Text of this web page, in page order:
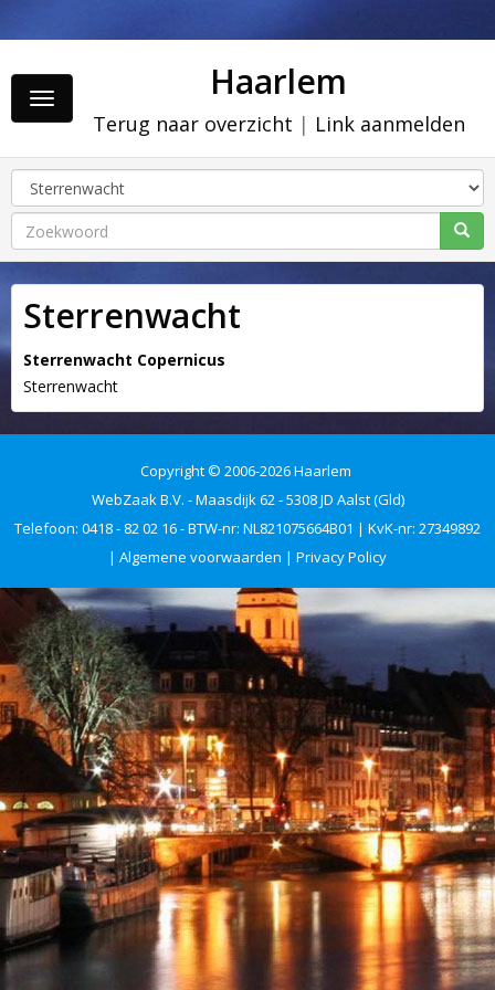
Toggle
navigation
Haarlem
Terug naar overzicht | Link aanmelden
Sterrenwacht
Sterrenwacht Copernicus
Sterrenwacht
Copyright © 2006-2026 Haarlem
WebZaak B.V. - Maasdijk 62 - 5308 JD Aalst (Gld)
Telefoon: 0418 - 82 02 16 - BTW-nr: NL821075664B01 | KvK-nr: 27349892
| Algemene voorwaarden | Privacy Policy